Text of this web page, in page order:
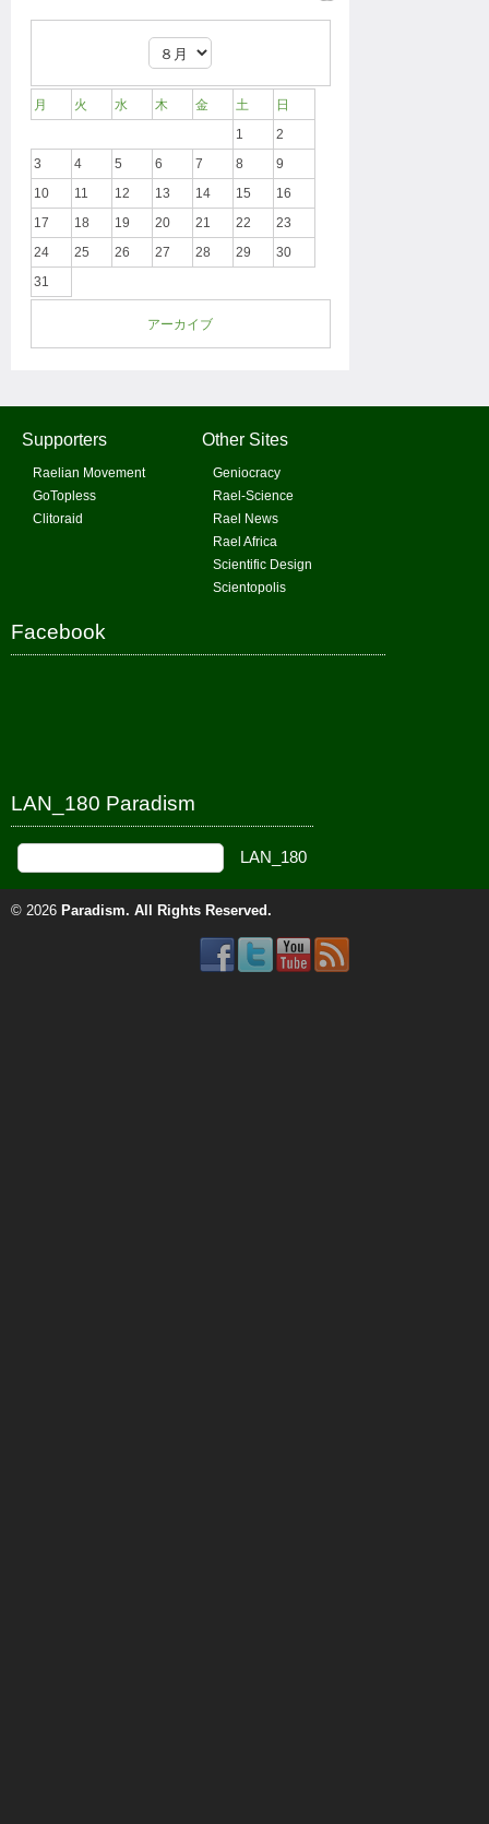
月 火 水 木 金 土
日
1
2
3
4 5 6 7 8
9
10
11 12 13 14 15
16
17
18 19 20 21 22
23
24
25 26 27 28 29
30
31
アーカイブ
Supporters
Raelian Movement
GoTopless
Clitoraid
Other Sites
Geniocracy
Rael-Science
Rael News
Rael Africa
Scientific Design
Scientopolis
Facebook
LAN_180 Paradism
© 2026 Paradism. All Rights Reserved.